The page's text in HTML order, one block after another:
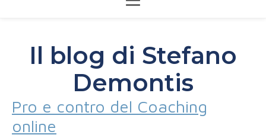
Il blog di Stefano
Demontis
Pro e contro del Coaching
online